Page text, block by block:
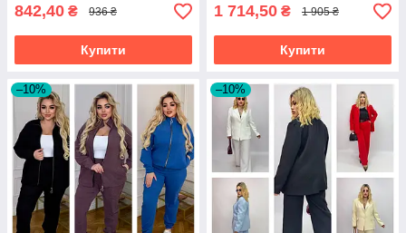
842,40 ₴ 936 ₴
Купити
1 714,50 ₴ 1 905 ₴
Купити
–10% –10%